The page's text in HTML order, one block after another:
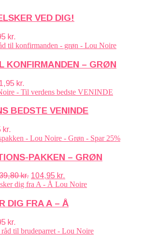
VED DIG!
kr.
KONFIRMANDEN – GRØN
kr.
BEDSTE VENINDE
kr.
PAKKEN – GRØN
kr. Den
oprindelige
var:
139,80 kr..
104,95 kr.
aktuelle
er:
104,95 kr..
DIG FRA A – Å
kr.